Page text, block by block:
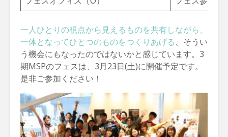
一人ひとりの視点から見えるものを共有しながら、
一体となってひとつのものをつくりあげる、そうい
う機会にもなったのではないかと感じています。3
期MSPのフェスは、3月23日(土)に開催予定です。
是非ご参加ください！